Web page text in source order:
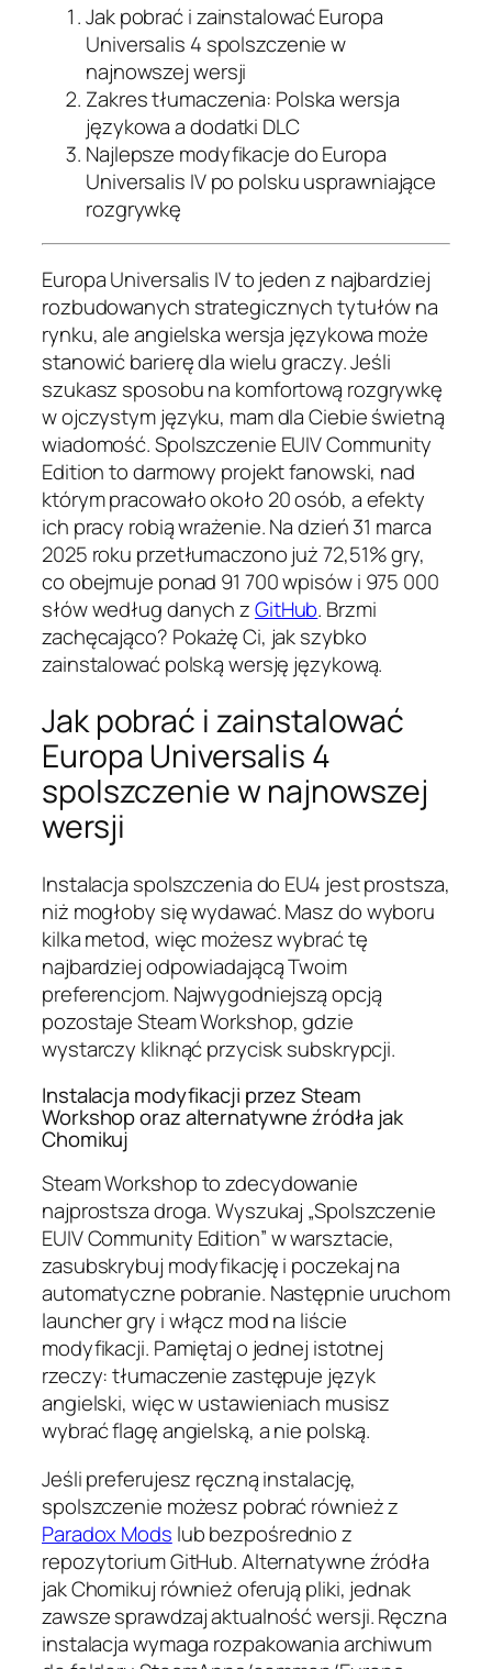
Jak pobrać i zainstalować Europa
Universalis 4 spolszczenie w
najnowszej wersji
Zakres tłumaczenia: Polska wersja
językowa a dodatki DLC
Najlepsze modyfikacje do Europa
Universalis IV po polsku usprawniające
rozgrywkę
Europa Universalis IV to jeden z najbardziej
rozbudowanych strategicznych tytułów na
rynku, ale angielska wersja językowa może
stanowić barierę dla wielu graczy. Jeśli
szukasz sposobu na komfortową rozgrywkę
w ojczystym języku, mam dla Ciebie świetną
wiadomość. Spolszczenie EUIV Community
Edition to darmowy projekt fanowski, nad
którym pracowało około 20 osób, a efekty
ich pracy robią wrażenie. Na dzień 31 marca
2025 roku przetłumaczono już 72,51% gry,
co obejmuje ponad 91 700 wpisów i 975 000
słów według danych zGitHub. Brzmi
zachęcająco? Pokażę Ci, jak szybko
zainstalować polską wersję językową.
Jak pobrać i zainstalować
Europa Universalis 4
spolszczenie w najnowszej
wersji
Instalacja spolszczenia do EU4 jest prostsza,
niż mogłoby się wydawać. Masz do wyboru
kilka metod, więc możesz wybrać tę
najbardziej odpowiadającą Twoim
preferencjom. Najwygodniejszą opcją
pozostaje Steam Workshop, gdzie
wystarczy kliknąć przycisk subskrypcji.
Instalacja modyfikacji przez Steam
Workshop oraz alternatywne źródła jak
Chomikuj
Steam Workshop to zdecydowanie
najprostsza droga. Wyszukaj „Spolszczenie
EUIV Community Edition” w warsztacie,
zasubskrybuj modyfikację i poczekaj na
automatyczne pobranie. Następnie uruchom
launcher gry i włącz mod na liście
modyfikacji. Pamiętaj o jednej istotnej
rzeczy: tłumaczenie zastępuje język
angielski, więc w ustawieniach musisz
wybrać flagę angielską, a nie polską.
Jeśli preferujesz ręczną instalację,
spolszczenie możesz pobrać również z
Paradox Mods lub bezpośrednio z
repozytorium GitHub. Alternatywne źródła
jak Chomikuj również oferują pliki, jednak
zawsze sprawdzaj aktualność wersji. Ręczna
instalacja wymaga rozpakowania archiwum